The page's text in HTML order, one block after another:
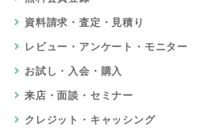
資料請求・査定・見積り
レビュー・アンケート・モニター
お試し・入会・購入
来店・面談・セミナー
クレジット・キャッシング